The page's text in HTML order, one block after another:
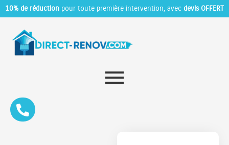
10% de réduction pour toute première intervention, avec devis OFFERT